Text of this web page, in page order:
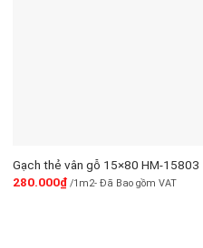
Gạch thẻ vân gỗ 15×80 HM-15803
280.000₫/1m2- Đã Bao gồm VAT